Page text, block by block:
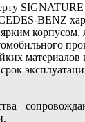
BENZ
корпусом,
материалов